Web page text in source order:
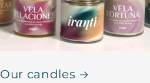
Our candles